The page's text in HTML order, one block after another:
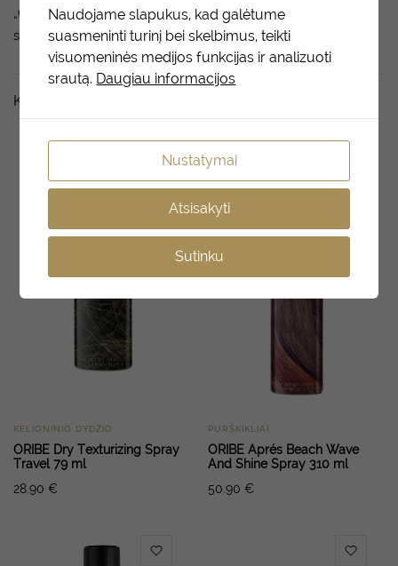
„COLORLOKK“ KOMPLEKSAS apsaugo ir išsaugo plaukų
spalvos gyvybingumą.
Kiti taip pat domėjosi
DAUGIAU
KELIONINIO DYDŽIO
ORIBE Dry Texturizing Spray
Travel 79 ml
28.90 €
PURŠKIKLIAI
ORIBE Aprés Beach Wave
And Shine Spray 310 ml
50.90 €
Naudojame slapukus, kad galėtume
suasmeninti turinį bei skelbimus, teikti
visuomeninės medijos funkcijas ir analizuoti
srautą. Daugiau informacijos
Nustatymai
Atsisakyti
Sutinku